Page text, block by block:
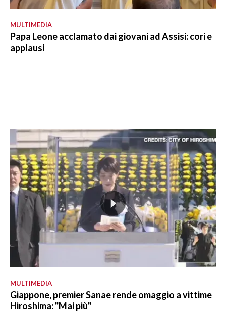
MULTIMEDIA
Papa Leone acclamato dai giovani ad Assisi: cori e
applausi
MULTIMEDIA
Giappone, premier Sanae rende omaggio a vittime
Hiroshima: "Mai più"